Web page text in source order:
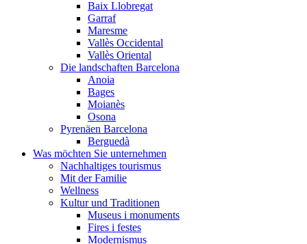
Baix Llobregat
Garraf
Maresme
Vallès Occidental
Vallès Oriental
Die landschaften Barcelona
Anoia
Bages
Moianès
Osona
Pyrenäen Barcelona
Berguedà
Was möchten Sie unternehmen
Nachhaltiges tourismus
Mit der Familie
Wellness
Kultur und Traditionen
Museus i monuments
Fires i festes
Modernismus